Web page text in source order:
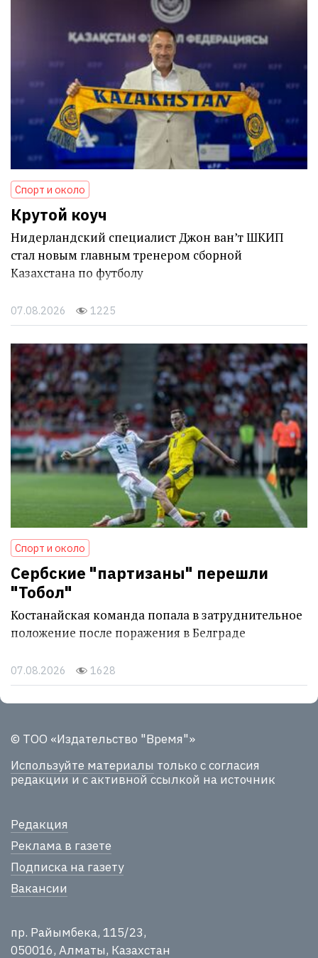
Спорт и около
Крутой коуч
Нидерландский специалист Джон ван’т ШКИП
стал новым главным тренером сборной
Казахстана по футболу
07.08.2026 1225
Спорт и около
Сербские "партизаны" перешли
"Тобол"
Костанайская команда попала в затруднительное
положение после поражения в Белграде
07.08.2026 1628
© ТОО «Издательство "Время"»
Используйте материалы только с согласия
редакции и с активной ссылкой на источник
Редакция
Реклама в газете
Подписка на газету
Вакансии
пр. Райымбека, 115/23,
050016, Алматы, Казахстан